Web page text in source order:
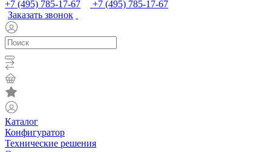
+7 (495) 785-17-67
+7 (495) 785-17-67
Заказать звонок
Каталог
Конфигуратор
Технические решения